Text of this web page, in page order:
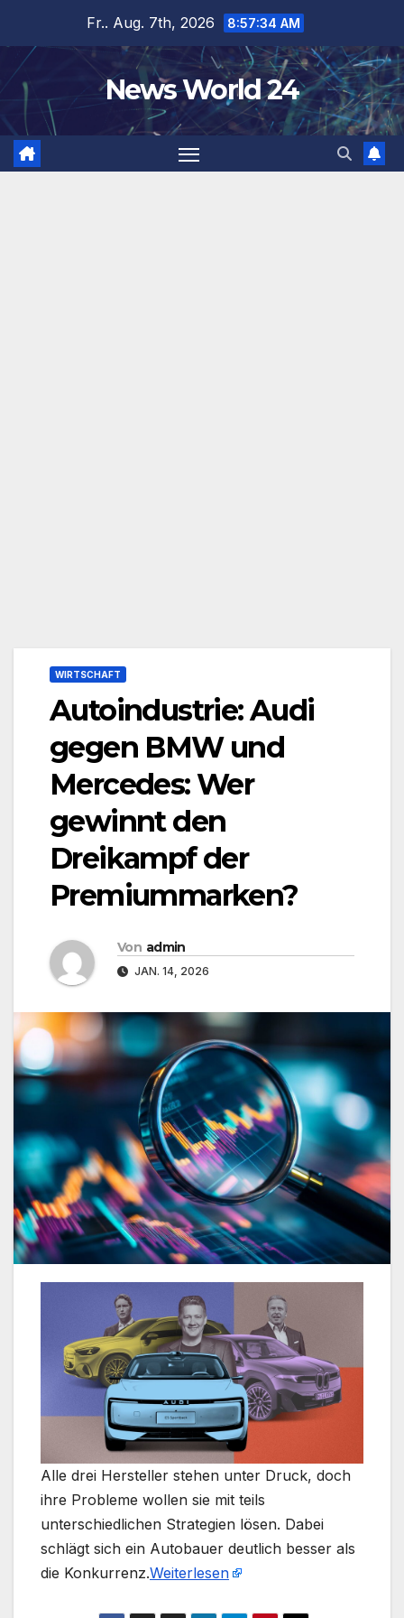
springen
Fr.. Aug. 7th, 2026 8:57:34 AM
News World 24
WIRTSCHAFT
Autoindustrie: Audi
gegen BMW und
Mercedes: Wer
gewinnt den
Dreikampf der
Premiummarken?
Von admin
JAN. 14, 2026
Alle drei Hersteller stehen unter Druck, doch
ihre Probleme wollen sie mit teils
unterschiedlichen Strategien lösen. Dabei
schlägt sich ein Autobauer deutlich besser als
die Konkurrenz.​Weiterlesen